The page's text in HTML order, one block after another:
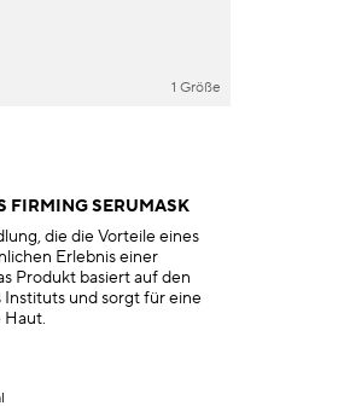
1 Größe
FIRMING SERUMASK
die die Vorteile eines
Erlebnis einer
Produkt basiert auf den
und sorgt für eine
Haut.